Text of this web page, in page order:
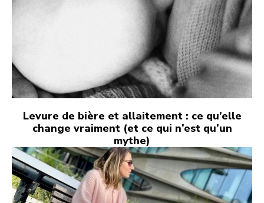
Levure de bière et allaitement : ce qu’elle
change vraiment (et ce qui n’est qu’un
mythe)